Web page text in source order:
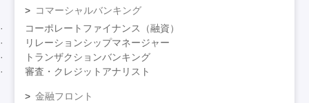
コマーシャルバンキング
コーポレートファイナンス（融資）
リレーションシップマネージャー
トランザクションバンキング
審査・クレジットアナリスト
金融フロント